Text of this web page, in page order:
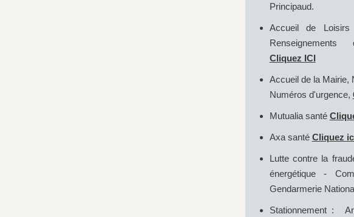
Principaud.
Accueil de Loisirs
Cliquez ICI
Accueil de la Mairie,
Numéros d'urgence,
Mutualia santé
Axa santé Cliquez
Lutte contre la
énergétique -
Gendarmerie
Stationnement :